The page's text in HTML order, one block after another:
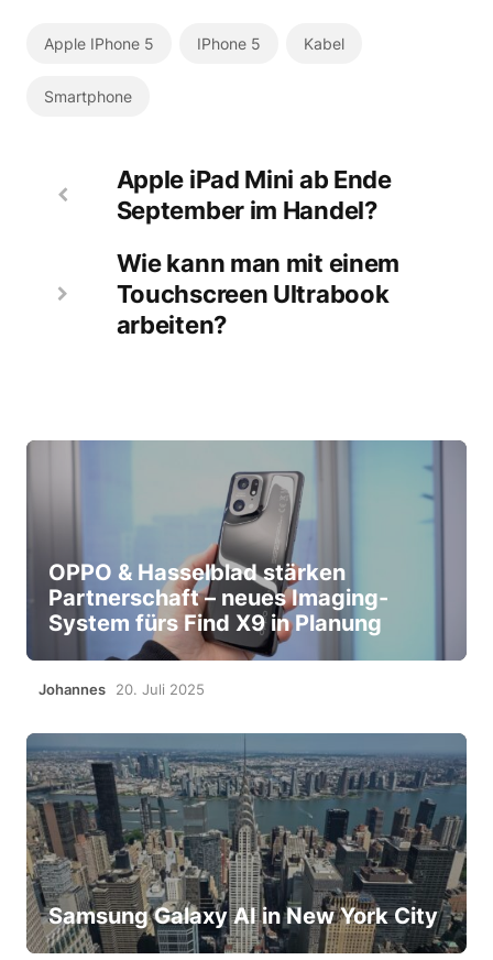
Apple IPhone 5 IPhone 5 Kabel
Smartphone
Apple iPad Mini ab Ende
September im Handel?
Wie kann man mit einem
Touchscreen Ultrabook
arbeiten?
OPPO & Hasselblad stärken
Partnerschaft – neues Imaging-
System fürs Find X9 in Planung
Johannes 20. Juli 2025
Samsung Galaxy AI in New York City